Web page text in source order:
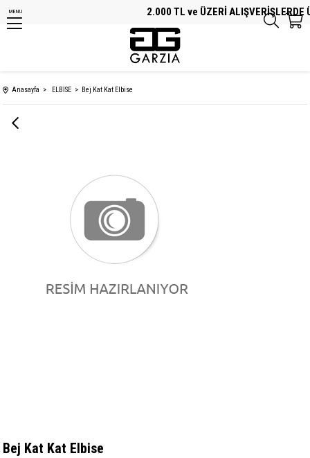
2.000 TL ve ÜZERİ ALIŞVERİŞLERDE
MENU
Anasayfa ELBİSE Bej Kat Kat Elbise
Bej Kat Kat Elbise